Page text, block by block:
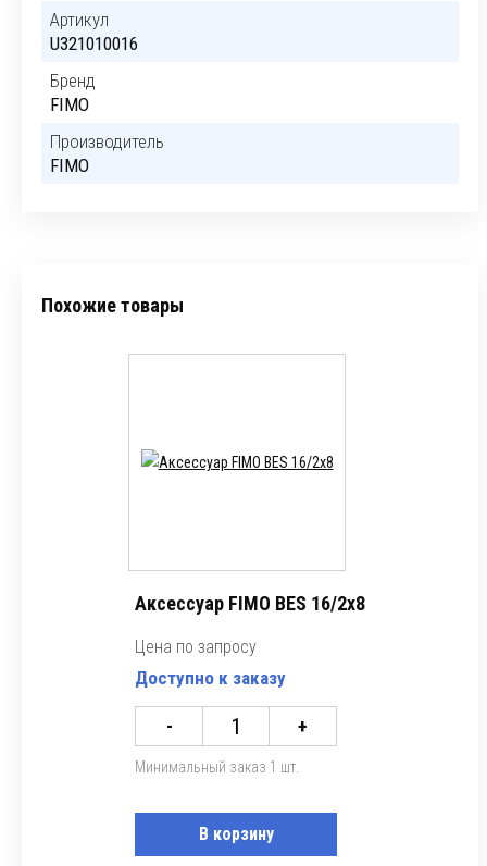
Артикул
U321010016
Бренд
FIMO
Производитель
FIMO
Похожие товары
Аксессуар FIMO BES 16/2x8
Цена по запросу
Доступно к заказу
- +
Минимальный заказ 1 шт.
В корзину